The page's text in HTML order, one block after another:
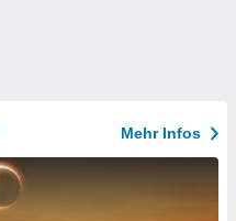
Mehr Infos